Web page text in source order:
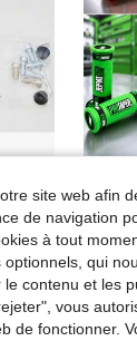
Kit de rétroviseurs arrière invisible Winglet pour Kawasaki Z900 Z650 2021 2022 2023, rétroviseurs réglables
5,98€
site web afin
de navigation
à tout
qui
contenu et les
vous
de fonctionner.